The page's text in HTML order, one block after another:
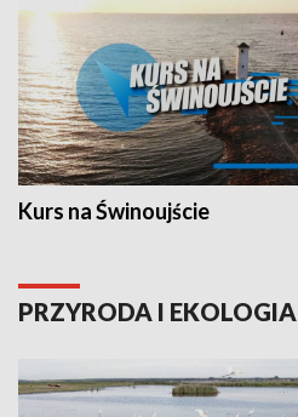
Kurs na Świnoujście
PRZYRODA I EKOLOGIA